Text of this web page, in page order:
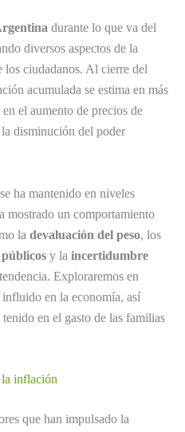
durante lo que va del
diversos aspectos de la
ciudadanos. Al cierre del
acumulada se estima en más
el aumento de precios de
disminución del poder
ha mantenido en niveles
mostrado un comportamiento
la devaluación del peso, los
y la incertidumbre
Exploraremos en
en la economía, así
en el gasto de las familias
inflación
que han impulsado la